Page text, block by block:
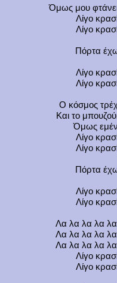
Όμως μου
Λίγο
Λίγο
Πόρτα
Λίγο
Λίγο
Ο κόσμος
Και το
Όμως
Λίγο
Λίγο
Πόρτα
Λίγο
Λίγο
Λα λα λα λα
Λα λα λα λα
Λα λα λα λα
Λίγο
Λίγο